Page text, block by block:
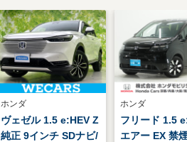
ホンダ
ヴェゼル 1.5 e:HEV Z
純正 9インチ SDナビ/
ホンダ
フリード 1.5
エアー EX